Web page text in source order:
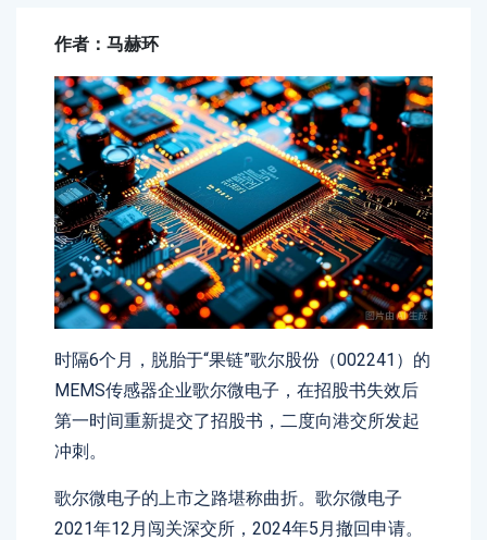
作者：马赫环
时隔6个月，脱胎于“果链”歌尔股份（002241）的
MEMS传感器企业歌尔微电子，在招股书失效后
第一时间重新提交了招股书，二度向港交所发起
冲刺。
歌尔微电子的上市之路堪称曲折。歌尔微电子
2021年12月闯关深交所，2024年5月撤回申请。